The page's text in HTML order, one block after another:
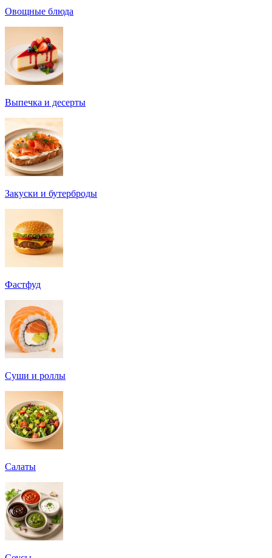
Овощные блюда
Выпечка и десерты
Закуски и бутерброды
Фастфуд
Суши и роллы
Салаты